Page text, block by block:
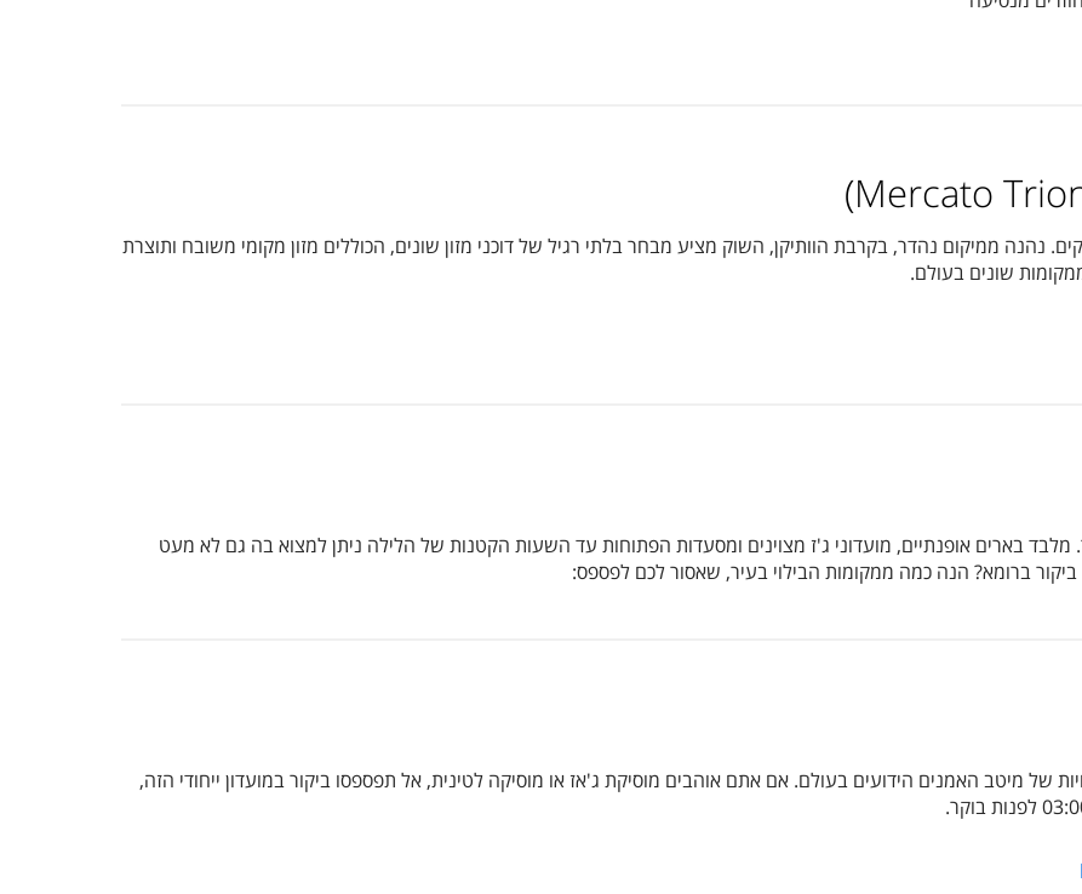
נהנה ממיקום נהדר, בקרבת הוותיקן, השוק מציע מבחר בלתי רגיל של דוכני מזון שונים, הכוללים מזון מקומי משובח ותוצרת
שונים בעולם.
בארים אופנתיים, מועדוני ג'ז מצוינים ומסעדות הפתוחות עד השעות הקטנות של הלילה ניתן למצוא בה גם לא מעט
ביקור ברומא? הנה כמה ממקומות הבילוי בעיר, שאסור לכם לפספס:
של מיטב האמנים הידועים בעולם. אם אתם אוהבים מוסיקת ג'אז או מוסיקה לטינית, אל תפספסו ביקור במועדון ייחודי הזה,